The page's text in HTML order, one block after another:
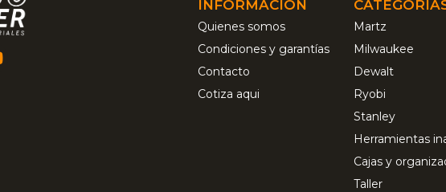
INFORMACIÓN
Quienes somos
Condiciones y garantías
Contacto
Cotiza aqui
Martz
Milwaukee
Dewalt
Ryobi
Stanley
Herramientas
Cajas y
Taller